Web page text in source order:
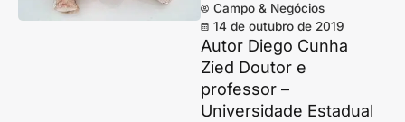
Campo & Negócios
14 de outubro de 2019
Autor Diego Cunha
Zied Doutor e
professor –
Universidade Estadual